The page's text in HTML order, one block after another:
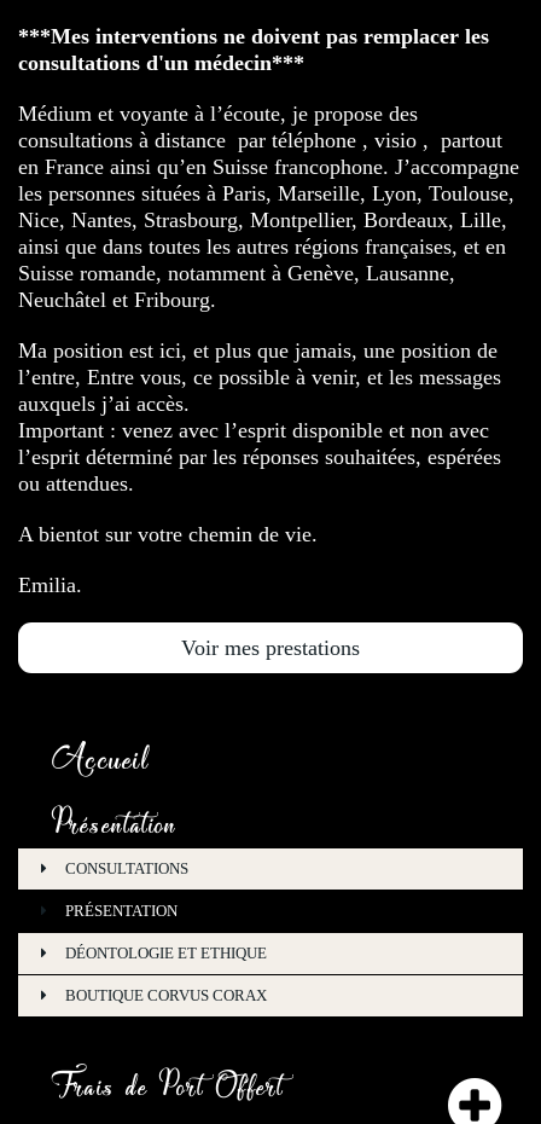
***Mes interventions ne doivent pas remplacer les
consultations d'un médecin***
Médium et voyante à l’écoute, je propose des
consultations à distance par téléphone , visio , partout
en France ainsi qu’en Suisse francophone. J’accompagne
les personnes situées à Paris, Marseille, Lyon, Toulouse,
Nice, Nantes, Strasbourg, Montpellier, Bordeaux, Lille,
ainsi que dans toutes les autres régions françaises, et en
Suisse romande, notamment à Genève, Lausanne,
Neuchâtel et Fribourg.
Ma position est ici, et plus que jamais, une position de
l’entre, Entre vous, ce possible à venir, et les messages
auxquels j’ai accès.
Important : venez avec l’esprit disponible et non avec
l’esprit déterminé par les réponses souhaitées, espérées
ou attendues.
A bientot sur votre chemin de vie.
Emilia.
Voir mes prestations
Accueil
Présentation
CONSULTATIONS
PRÉSENTATION
DÉONTOLOGIE ET ETHIQUE
BOUTIQUE CORVUS CORAX
Frais de Port Offert